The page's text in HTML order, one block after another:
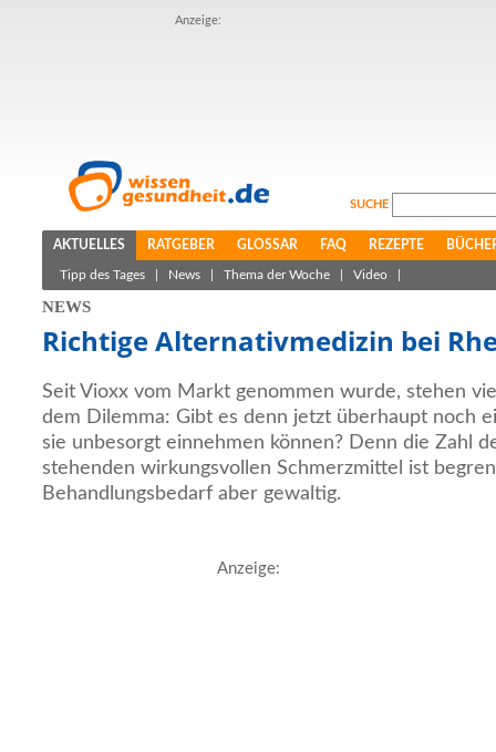
Anzeige:
SUCHE
AKTUELLES RATGEBER GLOSSAR FAQ REZEPTE
Tipp des Tages News Thema der Woche Video
NEWS
Richtige Alternativmedizin bei
Seit Vioxx vom Markt genommen wurde, stehen
dem Dilemma: Gibt es denn jetzt überhaupt noch
sie unbesorgt einnehmen können? Denn die Zahl
stehenden wirkungsvollen Schmerzmittel ist
Behandlungsbedarf aber gewaltig.
Anzeige: